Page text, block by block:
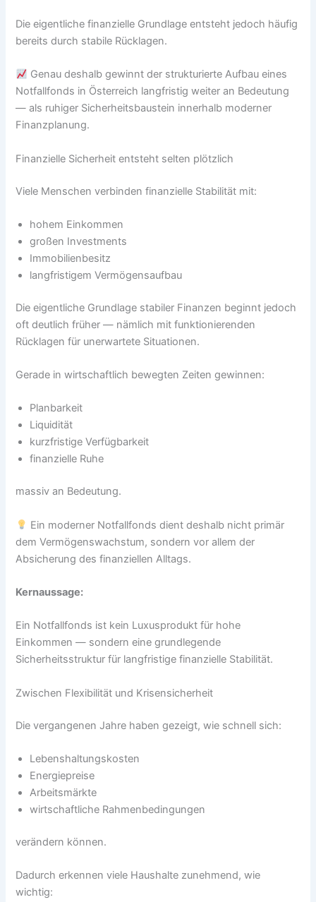
Die eigentliche finanzielle Grundlage entsteht jedoch häufig
bereits durch stabile Rücklagen.
Genau deshalb gewinnt der strukturierte Aufbau eines
Notfallfonds in Österreich langfristig weiter an Bedeutung
— als ruhiger Sicherheitsbaustein innerhalb moderner
Finanzplanung.
Finanzielle Sicherheit entsteht selten plötzlich
Viele Menschen verbinden finanzielle Stabilität mit:
hohem Einkommen
großen Investments
Immobilienbesitz
langfristigem Vermögensaufbau
Die eigentliche Grundlage stabiler Finanzen beginnt jedoch
oft deutlich früher — nämlich mit funktionierenden
Rücklagen für unerwartete Situationen.
Gerade in wirtschaftlich bewegten Zeiten gewinnen:
Planbarkeit
Liquidität
kurzfristige Verfügbarkeit
finanzielle Ruhe
massiv an Bedeutung.
Ein moderner Notfallfonds dient deshalb nicht primär
dem Vermögenswachstum, sondern vor allem der
Absicherung des finanziellen Alltags.
Kernaussage:
Ein Notfallfonds ist kein Luxusprodukt für hohe
Einkommen — sondern eine grundlegende
Sicherheitsstruktur für langfristige finanzielle Stabilität.
Zwischen Flexibilität und Krisensicherheit
Die vergangenen Jahre haben gezeigt, wie schnell sich:
Lebenshaltungskosten
Energiepreise
Arbeitsmärkte
wirtschaftliche Rahmenbedingungen
verändern können.
Dadurch erkennen viele Haushalte zunehmend, wie
wichtig: